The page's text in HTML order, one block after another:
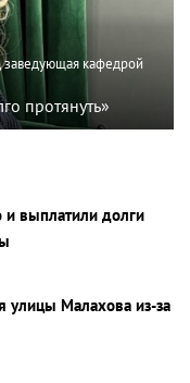
заведующая кафедрой
протянуть»
выплатили долги
улицы Малахова из-за